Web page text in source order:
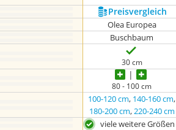
Preis­vergleich
Olea Europea
Buschbaum
30 cm
80 - 100 cm
100-120 cm, 140-160 cm,
180-200 cm,220-240 cm
viele weitere Größen